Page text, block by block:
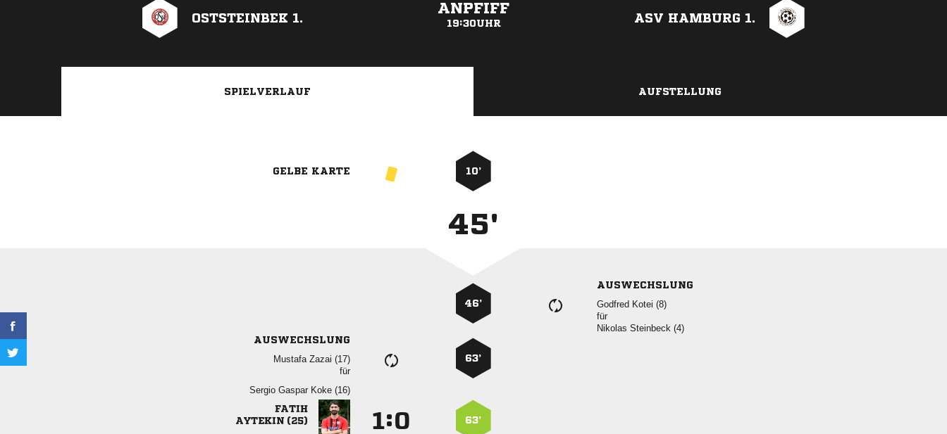
OSTSTEINBEK 1.
ANPFIFF
19:30UHR ASV HAMBURG 1.
SPIELVERLAUF AUFSTELLUNG
GELBE KARTE 10’
45'
46’
AUSWECHSLUNG
  
für
  
AUSWECHSLUNG
  
für
   
63’

 
: 63’